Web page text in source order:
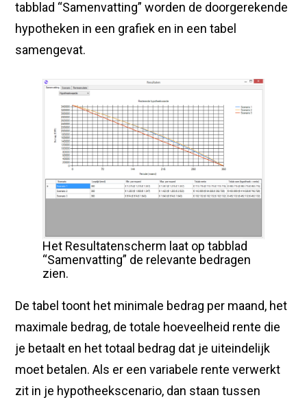
tabblad “Samenvatting” worden de doorgerekende
hypotheken in een grafiek en in een tabel
samengevat.
Het Resultatenscherm laat op tabblad
“Samenvatting” de relevante bedragen
zien.
De tabel toont het minimale bedrag per maand, het
maximale bedrag, de totale hoeveelheid rente die
je betaalt en het totaal bedrag dat je uiteindelijk
moet betalen. Als er een variabele rente verwerkt
zit in je hypotheekscenario, dan staan tussen